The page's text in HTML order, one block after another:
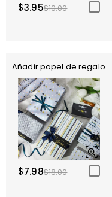
$3.95$10.00
Añadir papel de regalo
$7.98$18.00